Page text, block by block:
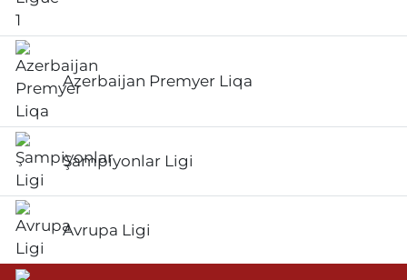
Azerbaijan Premyer Liqa
Şampiyonlar Ligi
Avrupa Ligi